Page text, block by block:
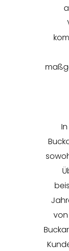
von